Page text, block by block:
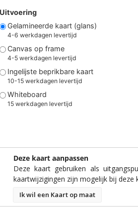
Uitvoering
Gelamineerde kaart (glans)
4-6 werkdagen levertijd
Canvas op frame
4-5 werkdagen levertijd
Ingelijste beprikbare kaart
10-15 werkdagen levertijd
Whiteboard
15 werkdagen levertijd
Deze kaart aanpassen
Deze kaart gebruiken als
kaartwijzigingen zijn mogelijk bij deze
Ik wil een Kaart op maat